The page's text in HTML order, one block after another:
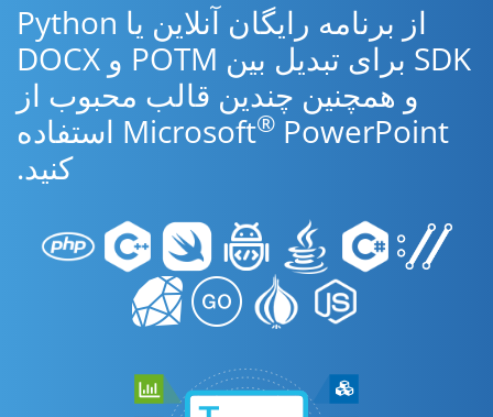
از برنامه رایگان آنلاین یا Python
SDK برای تبدیل بین POTM و DOCX
و همچنین چندین قالب محبوب از
Microsoft®
PowerPoint استفاده
کنید.